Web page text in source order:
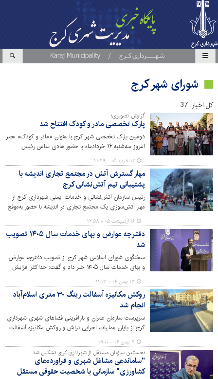
شورای شهر کرج
کل اخبار: 37
گزارش تصویری؛
پارک تخصصی مادر و کودک افتتاح شد
دومین پارک تخصصی شهر کرج با عنوان «مادر و کودک» عصر
امروز سه‌شنبه ۱۲ خردادماه با حضور هادی ساعی رئیس
فدراسیون تکواندو، اعضای شورای اسلامی شهر، اصحاب رسانه
و شهروندان افتتاح شد.
۱۲ خرداد ۰۵ - ۲۱:۳۹
مهار گسترش آتش در مجتمع تجاری اندیشه با
پشتیبانی تیم آتش‌نشانی کرج
رئیس سازمان آتش‌نشانی و خدمات ایمنی شهرداری کرج از
مهار آتش‌سوزی یک مجتمع تجاری در اندیشه با حضور به‌موقع
و پشتیبانی نیروهای عملیاتی کرج خبر داد.
۱۶ اردیبهشت ۰۵ - ۱۲:۵۸
دفترچه عوارض و بهای خدمات سال ۱۴۰۵ تصویب
شد
سخنگوی شورای اسلامی شهر کرج از تصویب دفترچه عوارض
و بهای خدمات سال ۱۴۰۵ خبر داد و گفت: حداکثر افزایش
تورم رسمی اعلامی کشور است.
۱۳ بهمن ۰۴ - ۱۱:۱۳
روکش مکانیزه آسفالت رینگ ۳۰ متری اسلام‌آباد
انجام شد
سرپرست سازمان عمران و بازآفرینی فضاهای شهری شهرداری
کرج از پایان عملیات اجرایی تراش و روکش مکانیزه آسفالت
رینگ سی متری تپه مرادآب با رویکرد عدالت محوری و توزیع
عادلانه امکانات شهری در مناطق کم برخودار خبر داد.
۷ بهمن ۰۴ - ۰۹:۰۰
نخستین سازمان مستقل از شهرداری کرج تشکیل شد
"ساماندهی مشاغل شهری و فراورده‌های
کشاورزی" سازمانی با شخصیت حقوقی مستقل